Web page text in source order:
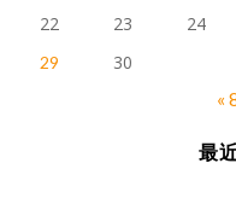
22
23 24
29
30
«
最